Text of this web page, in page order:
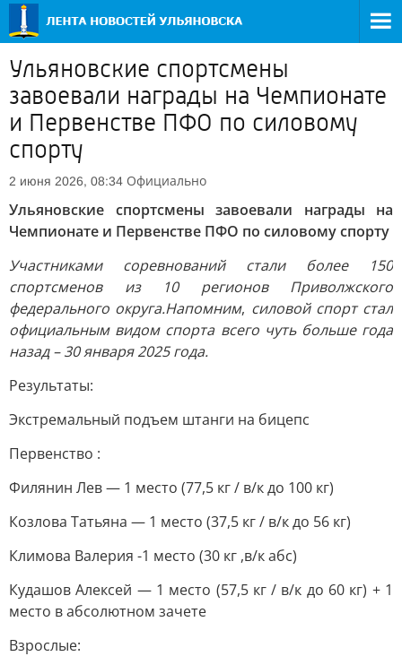
Ульяновские спортсмены
завоевали награды на Чемпионате
и Первенстве ПФО по силовому
спорту
2 июня 2026, 08:34 Официально
Ульяновские спортсмены завоевали награды на
Чемпионате и Первенстве ПФО по силовому спорту
Участниками соревнований стали более 150
спортсменов из 10 регионов Приволжского
федерального округа.Напомним, силовой спорт стал
официальным видом спорта всего чуть больше года
назад – 30 января 2025 года.
Результаты:
Экстремальный подъем штанги на бицепс
Первенство :
Филянин Лев — 1 место (77,5 кг / в/к до 100 кг)
Козлова Татьяна — 1 место (37,5 кг / в/к до 56 кг)
Климова Валерия -1 место (30 кг ,в/к абс)
Кудашов Алексей — 1 место (57,5 кг / в/к до 60 кг) + 1
место в абсолютном зачете
Взрослые: